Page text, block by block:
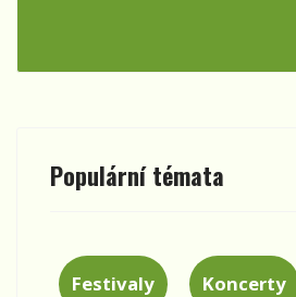
Populární témata
Festivaly Koncerty